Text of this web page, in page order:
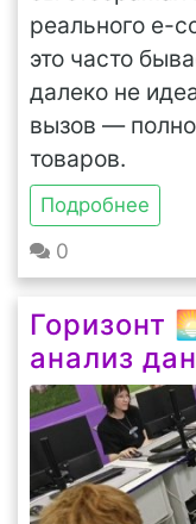
реального e-
это часто
далеко не
вызов —
товаров.
Подробнее
0
Горизонт
анализ